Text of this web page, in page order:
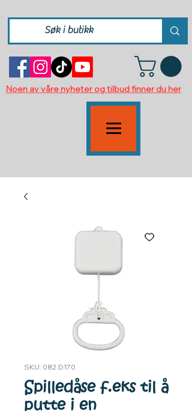
Noen av våre nyheter og tilbud finner du her
SKU: 082.D170
Spilledåse f.eks til å
putte i en